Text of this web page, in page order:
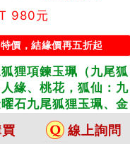
980元
價，結緣價再五折起
狸項鍊玉珮（九尾狐
緣、桃花，狐仙：九
石九尾狐狸玉珮、金
狸玉墜、）。金曜石九
。客製化訂做各種
線上詢問